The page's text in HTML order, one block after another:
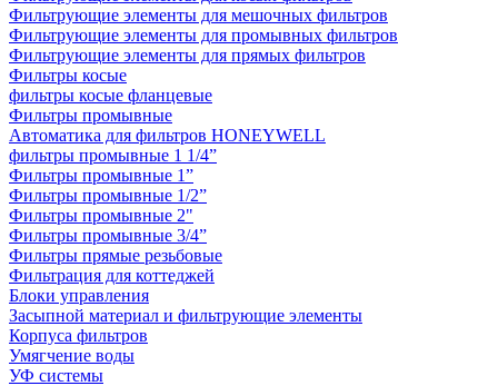
Фильтрующие элементы для мешочных фильтров
Фильтрующие элементы для промывных фильтров
Фильтрующие элементы для прямых фильтров
Фильтры косые
фильтры косые фланцевые
Фильтры промывные
Автоматика для фильтров HONEYWELL
фильтры промывные 1 1/4”
Фильтры промывные 1”
Фильтры промывные 1/2”
Фильтры промывные 2"
Фильтры промывные 3/4”
Фильтры прямые резьбовые
Фильтрация для коттеджей
Блоки управления
Засыпной материал и фильтрующие элементы
Корпуса фильтров
Умягчение воды
УФ системы